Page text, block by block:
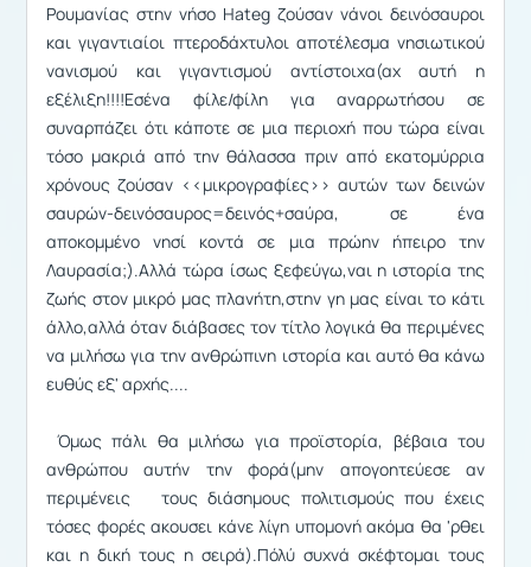
Ρουμανίας στην νήσο Hateg ζούσαν νάνοι δεινόσαυροι
και γιγαντιαίοι πτεροδάχτυλοι αποτέλεσμα νησιωτικού
νανισμού και γιγαντισμού αντίστοιχα(αχ αυτή η
εξέλιξη!!!!Εσένα φίλε/φίλη για αναρρωτήσου σε
συναρπάζει ότι κάποτε σε μια περιοχή που τώρα είναι
τόσο μακριά από την θάλασσα πριν από εκατομύρρια
χρόνους ζούσαν <<μικρογραφίες>> αυτών των δεινών
σαυρών-δεινόσαυρος=δεινός+σαύρα, σε ένα
αποκομμένο νησί κοντά σε μια πρώην ήπειρο την
Λαυρασία;).Αλλά τώρα ίσως ξεφεύγω,ναι η ιστορία της
ζωής στον μικρό μας πλανήτη,στην γη μας είναι το κάτι
άλλο,αλλά όταν διάβασες τον τίτλο λογικά θα περιμένες
να μιλήσω για την ανθρώπινη ιστορία και αυτό θα κάνω
ευθύς εξ' αρχής....
Όμως πάλι θα μιλήσω για προϊστορία, βέβαια του
ανθρώπου αυτήν την φορά(μην απογοητεύεσε αν
περιμένεις τους διάσημους πολιτισμούς που έχεις
τόσες φορές ακουσει κάνε λίγη υπομονή ακόμα θα 'ρθει
και η δική τους η σειρά).Πόλύ συχνά σκέφτομαι τους